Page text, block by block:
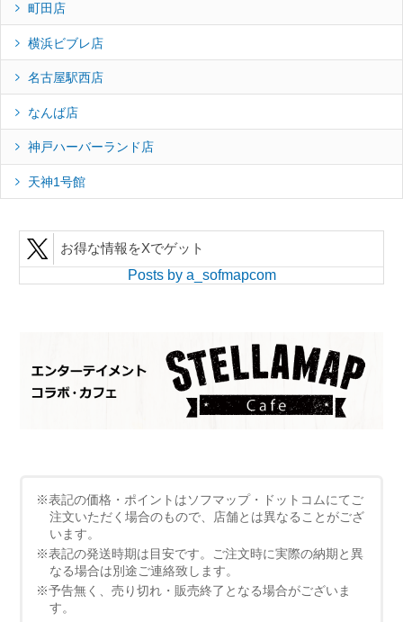
町田店
横浜ビブレ店
名古屋駅西店
なんば店
神戸ハーバーランド店
天神1号館
お得な情報をXでゲット
Posts by a_sofmapcom
※表記の価格・ポイントはソフマップ・ドットコムにてご
注文いただく場合のもので、店舗とは異なることがござ
います。
※表記の発送時期は目安です。ご注文時に実際の納期と異
なる場合は別途ご連絡致します。
※予告無く、売り切れ・販売終了となる場合がございま
す。